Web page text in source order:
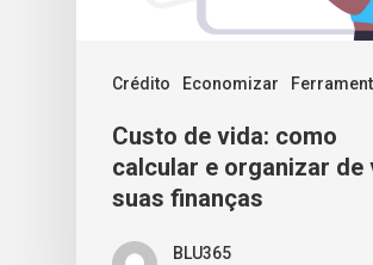
Crédito Economizar
Custo de vida: como
calcular e organizar de
suas finanças
BLU365